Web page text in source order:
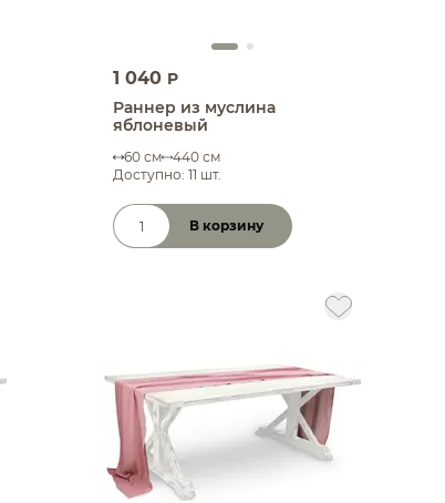
1 040 P
Раннер из муслина
яблоневый
60 см
440 см
Доступно: 11 шт.
Количество товара
В корзину